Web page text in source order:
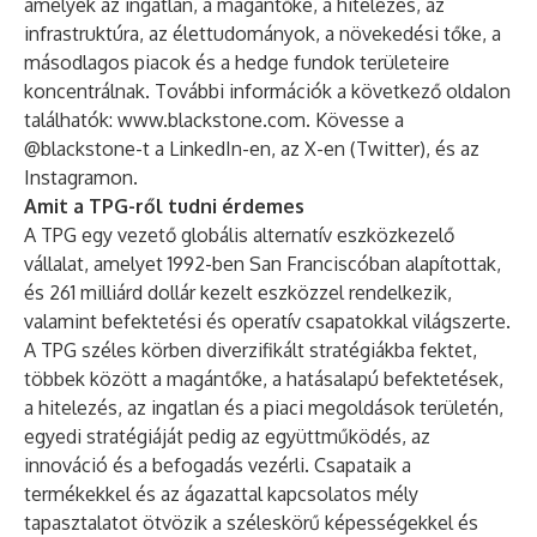
amelyek az ingatlan, a magántőke, a hitelezés, az
infrastruktúra, az élettudományok, a növekedési tőke, a
másodlagos piacok és a hedge fundok területeire
koncentrálnak. További információk a következő oldalon
találhatók: www.blackstone.com. Kövesse a
@blackstone-t a LinkedIn-en, az X-en (Twitter), és az
Instagramon.
Amit a TPG-ről tudni érdemes
A TPG egy vezető globális alternatív eszközkezelő
vállalat, amelyet 1992-ben San Franciscóban alapítottak,
és 261 milliárd dollár kezelt eszközzel rendelkezik,
valamint befektetési és operatív csapatokkal világszerte.
A TPG széles körben diverzifikált stratégiákba fektet,
többek között a magántőke, a hatásalapú befektetések,
a hitelezés, az ingatlan és a piaci megoldások területén,
egyedi stratégiáját pedig az együttműködés, az
innováció és a befogadás vezérli. Csapataik a
termékekkel és az ágazattal kapcsolatos mély
tapasztalatot ötvözik a széleskörű képességekkel és